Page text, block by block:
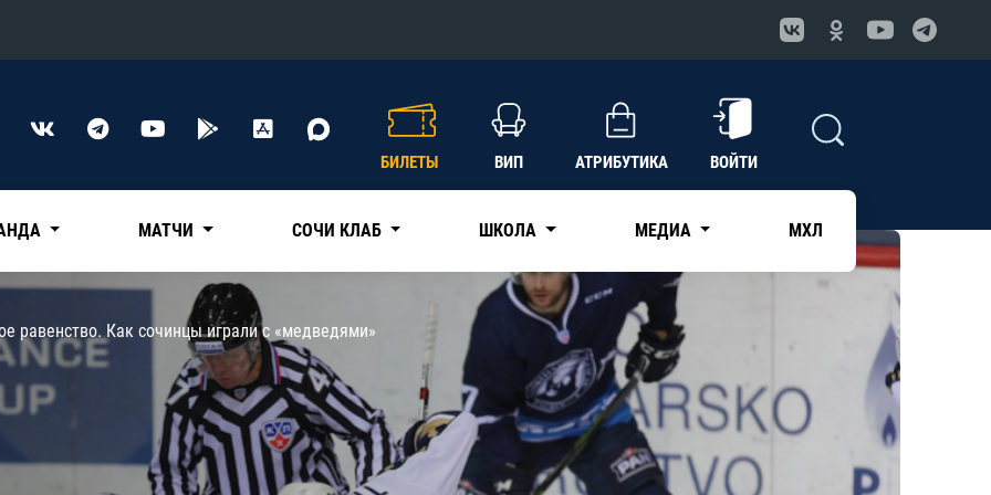
Конференция «Восток»
Трактор
Дивизион Чернышева
Адмирал
КХЛ
БИЛЕТЫ ВИП АТРИБУТИКА ВОЙТИ
МАТЧИ СОЧИ КЛАБ ШКОЛА МЕДИА МХЛ
равенство. Как сочинцы играли с «медведями»